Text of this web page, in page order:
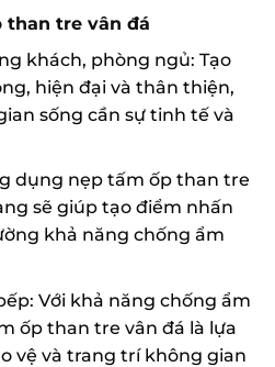
than tre vân đá
khách, phòng ngủ: Tạo
hiện đại và thân thiện,
sống cần sự tinh tế và
dụng nẹp tấm ốp than tre
sẽ giúp tạo điểm nhấn
khả năng chống ẩm
Với khả năng chống ẩm
ốp than tre vân đá là lựa
vệ và trang trí không gian